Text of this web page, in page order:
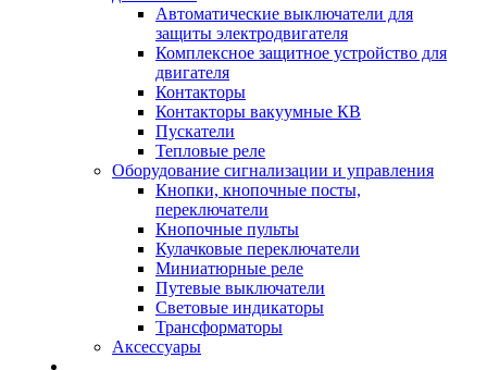
Автоматические выключатели для
защиты электродвигателя
Комплексное защитное устройство для
двигателя
Контакторы
Контакторы вакуумные КВ
Пускатели
Тепловые реле
Оборудование сигнализации и управления
Кнопки, кнопочные посты,
переключатели
Кнопочные пульты
Кулачковые переключатели
Миниатюрные реле
Путевые выключатели
Световые индикаторы
Трансформаторы
Аксессуары